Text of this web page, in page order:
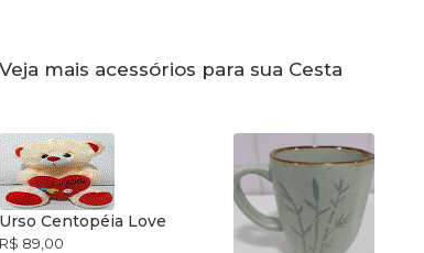
Veja mais acessórios para sua Cesta
Urso Centopéia Love
R$ 89,00